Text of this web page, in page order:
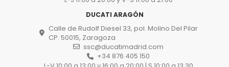
DUCATI ARAGÓN
Calle de Rudolf Diesel 33, pol. Molino Del Pilar
CP. 50015, Zaragoza
ssc@ducatimadrid.com
+34 876 405 150